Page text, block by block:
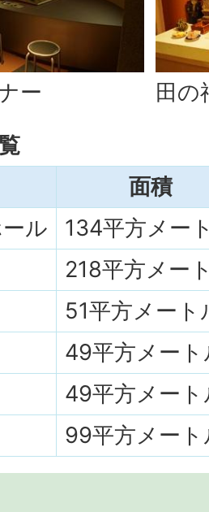
ー
田の
面積
ル
134平方メー
218平方メー
51平方メート
49平方メート
49平方メート
99平方メート